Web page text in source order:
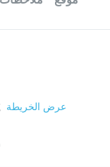
عرض الخريطة